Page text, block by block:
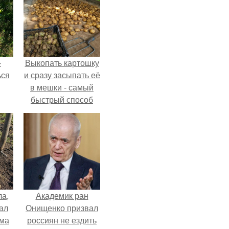
Выкопать картошку
и сразу засыпать её
в мешки - самый
быстрый способ
спрятать вместе с
урожаем гниль,
порезы и больные
клубни.
Академик ран
Онищенко призвал
россиян не ездить